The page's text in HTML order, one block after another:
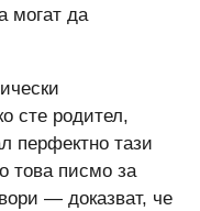
могат да
сте родител,
перфектно тази
това писмо за
— доказват, че